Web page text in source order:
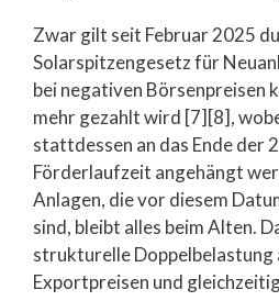
Zwar gilt seit Februar 2025
Solarspitzengesetz für
bei negativen Börsenpreisen
mehr gezahlt wird [7][8],
stattdessen an das Ende der
Förderlaufzeit angehängt
Anlagen, die vor diesem
sind, bleibt alles beim Alten.
strukturelle Doppelbelastung
Exportpreisen und